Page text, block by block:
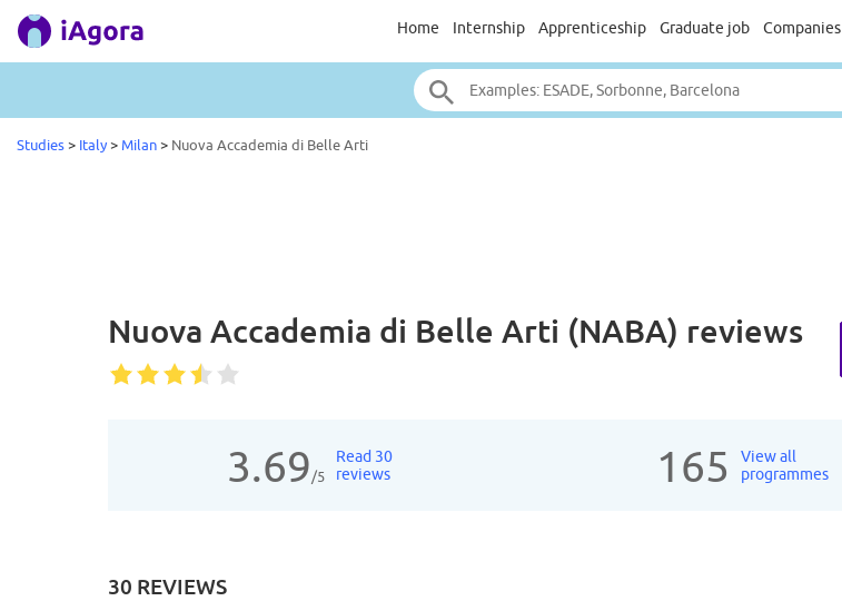
Home Internship Apprenticeship Graduate job Companies
Studies> Italy> Milan> Nuova Accademia di Belle Arti
Nuova Accademia di Belle Arti (NABA) reviews
3.69/5
Read 30
reviews
165
View all
programmes
30 REVIEWS